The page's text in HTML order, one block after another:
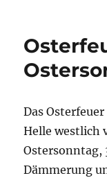
Das
Helle westlich
Ostersonntag,
Dämmerung